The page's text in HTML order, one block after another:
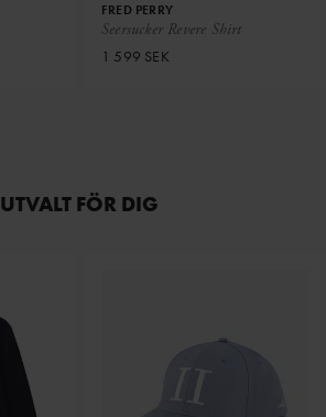
Seersucker Revere Shirt
FRED PERRY
1 599 SEK
UTVALT FÖR DIG